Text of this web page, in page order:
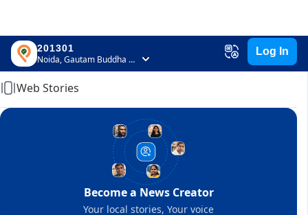
201301
Noida, Gautam Buddha Nagar, Uttar Pradesh
Log In
Home
Web Stories
Become a News Creator
Your local stories, Your voice